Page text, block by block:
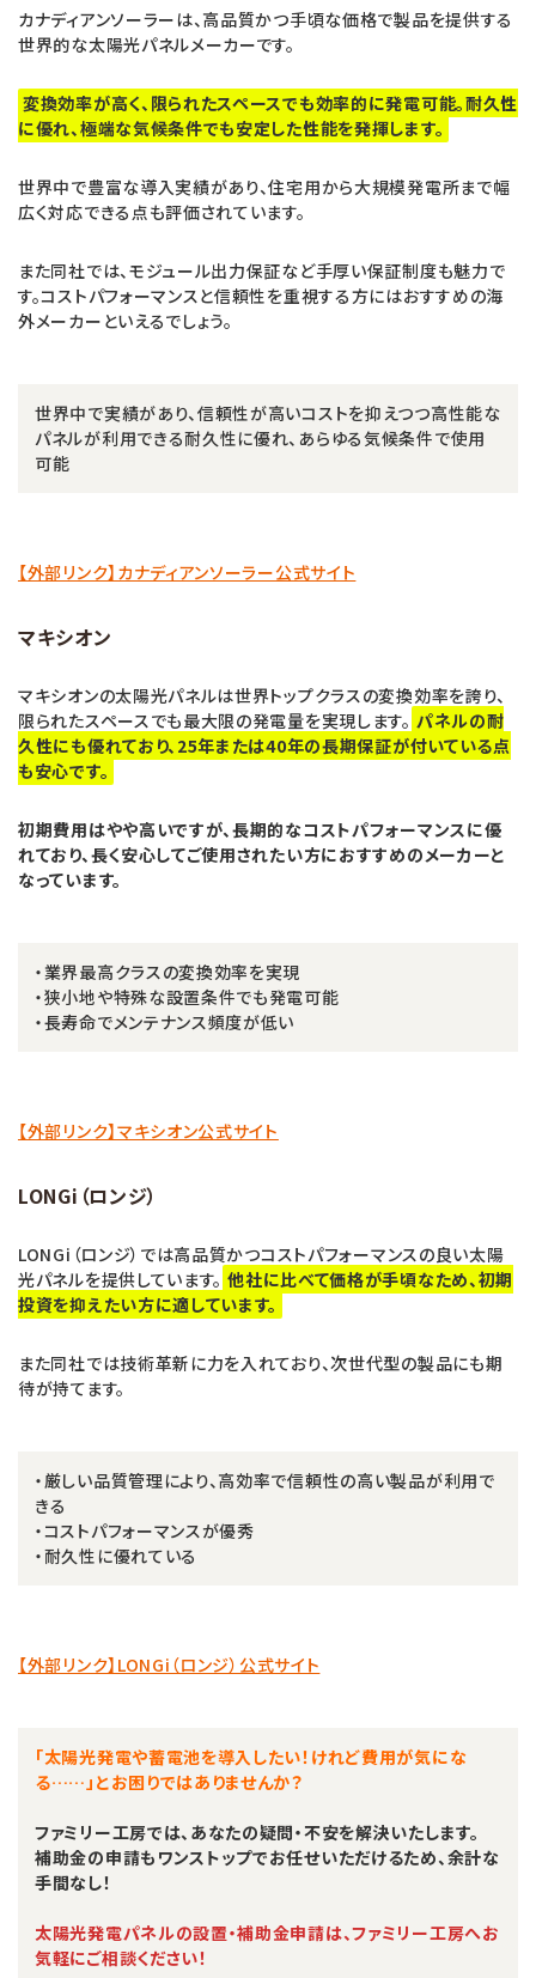
カナディアンソーラーは、高品質かつ手頃な価格で製品を提供する
世界的な太陽光パネルメーカーです。
変換効率が高く、限られたスペースでも効率的に発電可能。耐久性
に優れ、極端な気候条件でも安定した性能を発揮します。
世界中で豊富な導入実績があり、住宅用から大規模発電所まで幅
広く対応できる点も評価されています。
また同社では、モジュール出力保証など手厚い保証制度も魅力で
す。コストパフォーマンスと信頼性を重視する方にはおすすめの海
外メーカーといえるでしょう。
世界中で実績があり、信頼性が高いコストを抑えつつ高性能な
パネルが利用できる耐久性に優れ、あらゆる気候条件で使用
可能
【外部リンク】カナディアンソーラー公式サイト
マキシオン
マキシオンの太陽光パネルは世界トップクラスの変換効率を誇り、
限られたスペースでも最大限の発電量を実現します。 パネルの耐
久性にも優れており、25年または40年の長期保証が付いている点
も安心です。
初期費用はやや高いですが、長期的なコストパフォーマンスに優
れており、長く安心してご使用されたい方におすすめのメーカーと
なっています。
・業界最高クラスの変換効率を実現
・狭小地や特殊な設置条件でも発電可能
・長寿命でメンテナンス頻度が低い
【外部リンク】マキシオン公式サイト
LONGi（ロンジ）
LONGi（ロンジ）では高品質かつコストパフォーマンスの良い太陽
光パネルを提供しています。 他社に比べて価格が手頃なため、初期
投資を抑えたい方に適しています。
また同社では技術革新に力を入れており、次世代型の製品にも期
待が持てます。
・厳しい品質管理により、高効率で信頼性の高い製品が利用で
きる
・コストパフォーマンスが優秀
・耐久性に優れている
【外部リンク】LONGi（ロンジ）公式サイト
「太陽光発電や蓄電池を導入したい！けれど費用が気にな
る……」とお困りではありませんか？
ファミリー工房では、あなたの疑問・不安を解決いたします。
補助金の申請もワンストップでお任せいただけるため、余計な
手間なし！
太陽光発電パネルの設置・補助金申請は、ファミリー工房へお
気軽にご相談ください！